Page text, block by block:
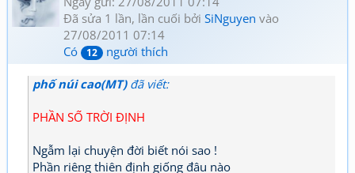
Đã sửa 1 lần, lần cuối bởi SiNguyen vào
27/08/2011 07:14
Có
12 người thích
phố núi cao(MT)đã viết:
PHẦN SỐ TRỜI ĐỊNH
Ngẫm lại chuyện đời biết nói sao !
Phần riêng thiên định giống đâu nào